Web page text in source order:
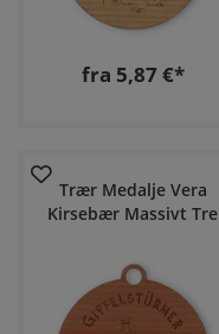
fra 5,87 €*
Trær Medalje Vera
Kirsebær Massivt Tre